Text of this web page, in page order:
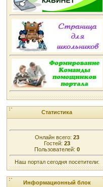
Статистика
Онлайн всего: 23
Гостей: 23
Пользователей: 0
Наш портал сегодня посетители:
Информационный блок